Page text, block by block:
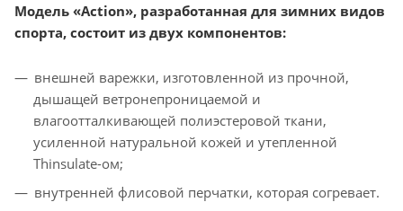
Модель «Action», разработанная для зимних видов
спорта, состоит из двух компонентов:
внешней варежки, изготовленной из прочной,
дышащей ветронепроницаемой и
влагоотталкивающей полиэстеровой ткани,
усиленной натуральной кожей и утепленной
Thinsulate-ом;
внутренней флисовой перчатки, которая согревает.